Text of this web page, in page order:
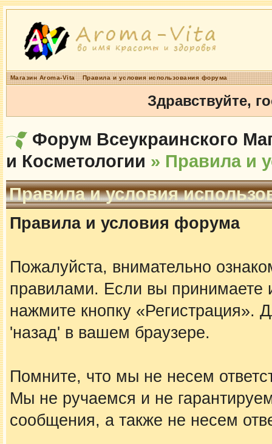
Магазин Aroma-Vita Правила и условия использования форума
Здравствуйте,
Форум Всеукраинского
и Косметологии » Правила и
Правила и условия
Правила и условия форума
Пожалуйста, внимательно
правилами. Если вы принимаете
нажмите кнопку «Регистрация».
'назад' в вашем браузере.
Помните, что мы не несем
Мы не ручаемся и не
сообщения, а также не несем